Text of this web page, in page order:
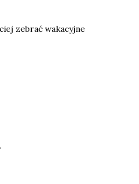
zebrać wakacyjne